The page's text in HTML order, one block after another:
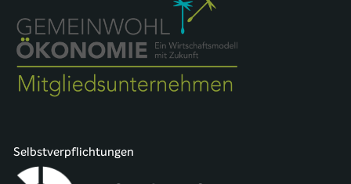
Selbstverpflichtungen